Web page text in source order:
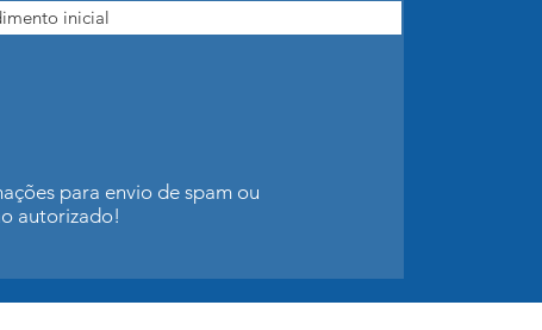
inicial
para envio de spam ou
autorizado!